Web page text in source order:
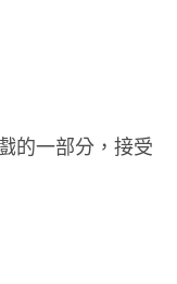
的一部分，接受